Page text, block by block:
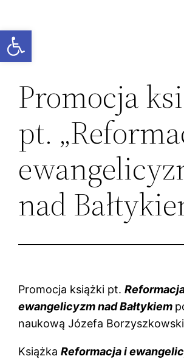
Otwórz pasek narzędzi
do
treści
Promocja
pt.
nad
Promocja książki pt.
ewangelicyzm nad Bałtykiem
naukową Józefa
KsiążkaReformacja i